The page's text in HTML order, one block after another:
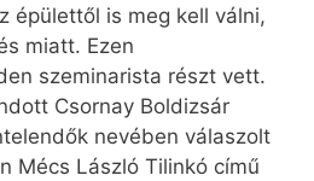
épülettől is meg kell válni,
miatt. Ezen
szeminarista részt vett.
Csornay Boldizsár
nevében válaszolt
Mécs László Tilinkó című